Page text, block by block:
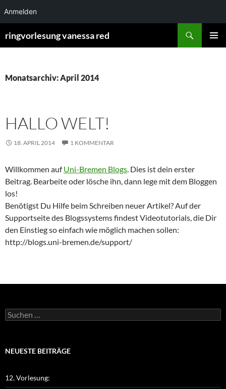
Anmelden
Inhalt
ringvorlesung vanessa red
Monatsarchiv: April 2014
HALLO WELT!
18. APRIL 2014 1 KOMMENTAR
Willkommen aufUni-Bremen Blogs. Dies ist dein erster
Beitrag. Bearbeite oder lösche ihn, dann lege mit dem Bloggen
los!
Benötigst Du Hilfe beim Schreiben neuer Artikel? Auf der
Supportseite des Blogssystems findest Videotutorials, die Dir
den Einstieg so einfach wie möglich machen sollen:
http://blogs.uni-bremen.de/support/
Suchen
nach:
NEUESTE BEITRÄGE
12. Vorlesung: